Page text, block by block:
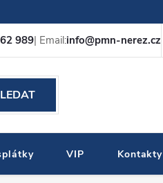
989| Email:info@pmn-nerez.cz
VIP Kontakty